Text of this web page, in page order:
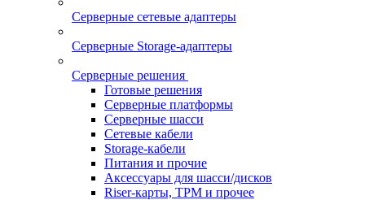
Серверные сетевые адаптеры
Серверные Storage-адаптеры
Серверные решения
Готовые решения
Серверные платформы
Серверные шасси
Сетевые кабели
Storage-кабели
Питания и прочие
Аксессуары для шасси/дисков
Riser-карты, TPM и прочее